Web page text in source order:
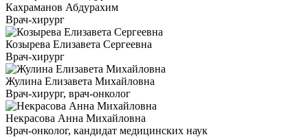
Кахраманов Абдурахим
Врач-хирург
Козырева Елизавета Сергеевна
Врач-хирург
Жулина Елизавета Михайловна
Врач-хирург, врач-онколог
Некрасова Анна Михайловна
Врач-онколог, кандидат медицинских наук